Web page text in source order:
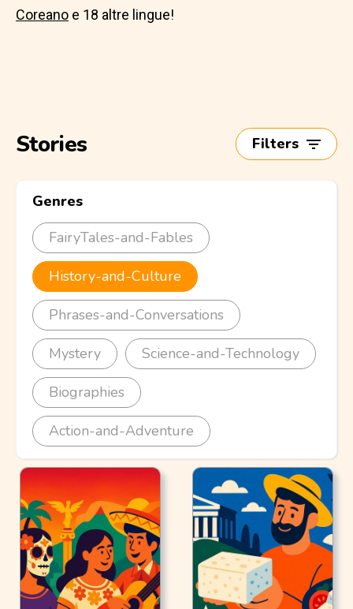
Coreano e 18 altre lingue!
Stories Filters
Genres
FairyTales-and-Fables
History-and-Culture
Phrases-and-Conversations
Mystery Science-and-Technology
Biographies
Action-and-Adventure